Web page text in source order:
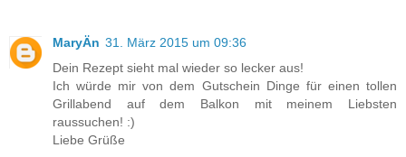
MaryÄn 31. März 2015 um 09:36
Dein Rezept sieht mal wieder so lecker aus!
Ich würde mir von dem Gutschein Dinge für einen tollen
Grillabend auf dem Balkon mit meinem Liebsten
raussuchen! :)
Liebe Grüße